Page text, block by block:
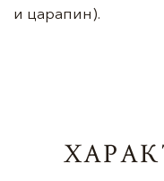
и царапин).